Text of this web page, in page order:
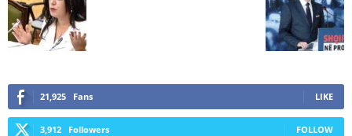
21,925 Fans LIKE
3,912 Followers FOLLOW